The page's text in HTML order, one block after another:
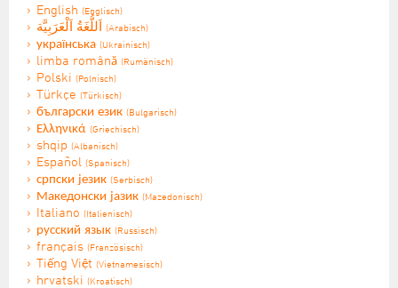
English (Englisch)
(Arabisch)
українська (Ukrainisch)
limba română (Rumänisch)
Polski (Polnisch)
Türkçe (Türkisch)
български език (Bulgarisch)
Ελληνικά (Griechisch)
shqip (Albanisch)
Español (Spanisch)
српски језик (Serbisch)
Македонски јазик (Mazedonisch)
Italiano (Italienisch)
русский язык (Russisch)
français (Französisch)
Tiếng Việt (Vietnamesisch)
hrvatski (Kroatisch)